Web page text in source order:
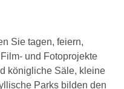
Sie tagen, feiern,
und Fotoprojekte
königliche Säle, kleine
Parks bilden den